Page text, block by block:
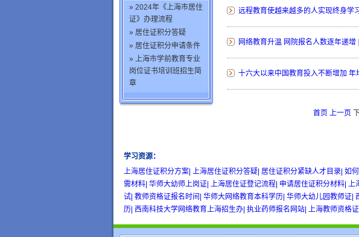
» 2024年《上海市居住
证》办理流程
» 居住证积分答疑
» 居住证积分申请条件
» 上海市学前教育专业
岗位证书培训班招生简
章
远程教育使越来越多的人实现终身学
网络教育升温 网院报名人数逐年递增
十六大以来中国教育投入不断增加 年
首页 上一页
学习资源：
上海居住证积分方案| 上海居住证积分答疑| 居住证积分紧缺人才目录| 如
需材料| 华师大幼师上岗证| 上海居住证登记流程| 申请居住证积分材料| 上
试| 教师资格证报名时间| 华师大网络教育本科学历| 华师大幼儿园教师证|
历| 西南科技大学网络教育上海招生办| 执业药师报名网站| 上海教师资格